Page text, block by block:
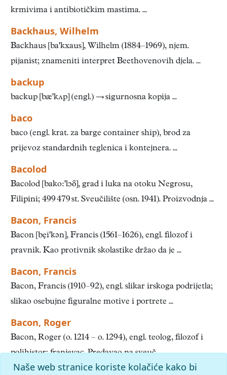
krmivima i antibiotičkim mastima. ...
Backhaus, Wilhelm
Backhaus [bakxaus], Wilhelm (1884–1969), njem.
pijanist; znameniti interpret Beethovenovih djela. ...
backup
backup [bækʌp] (engl.) → sigurnosna kopija ...
baco
baco (engl. krat. za barge container ship), brod za
prijevoz standardnih teglenica i kontejnera. ...
Bacolod
Bacolod [bakolɔδ], grad i luka na otoku Negrosu,
Filipini; 499 479 st. Sveučilište (osn. 1941). Proizvodnja ...
Bacon, Francis
Bacon [bẹikən], Francis (1561–1626), engl. filozof i
pravnik. Kao protivnik skolastike držao da je ...
Bacon, Francis
Bacon, Francis (1910–92), engl. slikar irskoga podrijetla;
slikao osebujne figuralne motive i portrete ...
Bacon, Roger
Bacon, Roger (o. 1214 – o. 1294), engl. teolog, filozof i
polihistor; franjevac. Predavao na sveuč. ...
Naše web stranice koriste kolačiće kako bi